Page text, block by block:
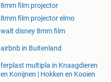
8mm film projector
8mm film projector elmo
walt disney 8mm film
airbnb in Buitenland
ferplast multipla in Knaagdieren
en Konijnen | Hokken en Kooien